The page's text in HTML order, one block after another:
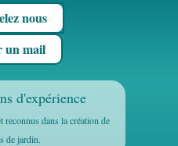
un mail
nous
d'expérience
reconnus dans la création de
de jardin.